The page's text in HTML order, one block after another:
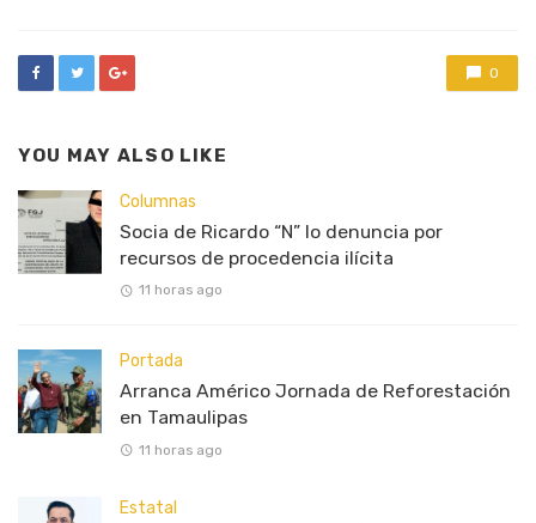
0
YOU MAY ALSO LIKE
Columnas
Socia de Ricardo “N” lo denuncia por
recursos de procedencia ilícita
11 horas ago
Portada
Arranca Américo Jornada de Reforestación
en Tamaulipas
11 horas ago
Estatal